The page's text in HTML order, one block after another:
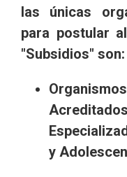
las únicas
para postular
"Subsidios" son:
y